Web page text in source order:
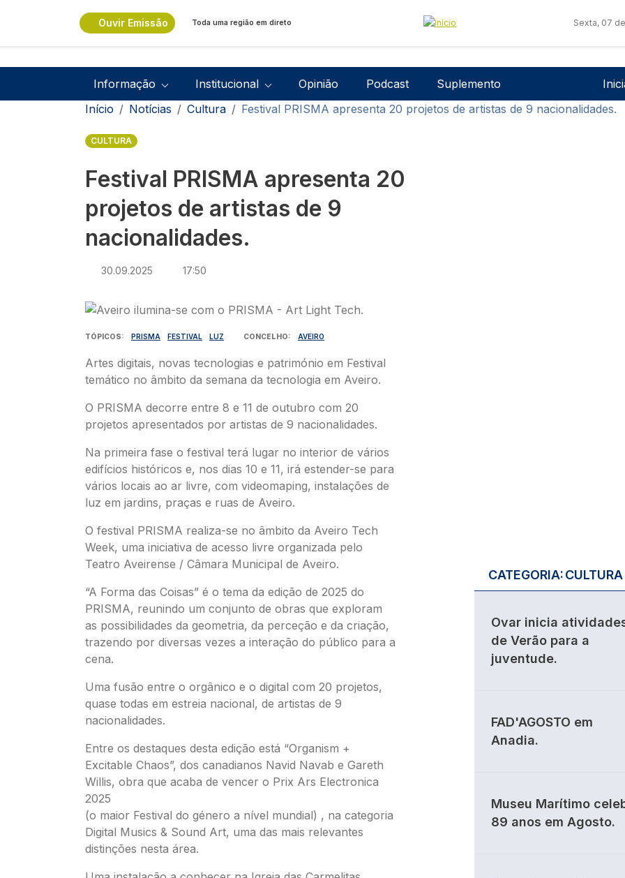
Ouvir Emissão Toda uma região em direto Sexta, 07
Navegação principal
Informação Institucional Opinião Podcast Suplemento
Navegação estrutural
Início Notícias Cultura Festival PRISMA apresenta 20 projetos de artistas de 9 nacionalidades.
CULTURA
Festival PRISMA apresenta 20
projetos de artistas de 9
nacionalidades.
30.09.2025 17:50
Imagem
TÓPICOS PRISMA FESTIVAL LUZ CONCELHO AVEIRO
Artes digitais, novas tecnologias e património em Festival
temático no âmbito da semana da tecnologia em Aveiro.
O PRISMA decorre entre 8 e 11 de outubro com 20
projetos apresentados por artistas de 9 nacionalidades.
Na primeira fase o festival terá lugar no interior de vários
edifícios históricos e, nos dias 10 e 11, irá estender-se para
vários locais ao ar livre, com videomaping, instalações de
luz em jardins, praças e ruas de Aveiro.
O festival PRISMA realiza-se no âmbito da Aveiro Tech
Week, uma iniciativa de acesso livre organizada pelo
Teatro Aveirense / Câmara Municipal de Aveiro.
“A Forma das Coisas” é o tema da edição de 2025 do
PRISMA, reunindo um conjunto de obras que exploram
as possibilidades da geometria, da perceção e da criação,
trazendo por diversas vezes a interação do público para a
cena.
Uma fusão entre o orgânico e o digital com 20 projetos,
quase todas em estreia nacional, de artistas de 9
nacionalidades.
Entre os destaques desta edição está “Organism +
Excitable Chaos”, dos canadianos Navid Navab e Gareth
Willis, obra que acaba de vencer o Prix Ars Electronica
2025
(o maior Festival do género a nível mundial) , na categoria
Digital Musics & Sound Art, uma das mais relevantes
distinções nesta área.
CATEGORIA:CULTURA
Ovar inicia
de Verão para a
juventude.
FAD'AGOSTO em
Anadia.
Museu Marítimo
89 anos em Agosto.